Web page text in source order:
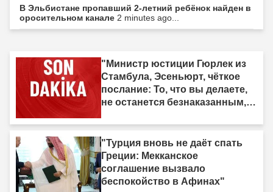
В Эльбистане пропавший 2-летний ребёнок найден в
оросительном канале 2 minutes ago...
"Министр юстиции Гюрлек из
Стамбула, Эсеньюрт, чёткое
послание: То, что вы делаете,
не останется безнаказанным,
"Турция вновь не даёт спать
Греции: Мекканское
соглашение вызвало
беспокойство в Афинах"